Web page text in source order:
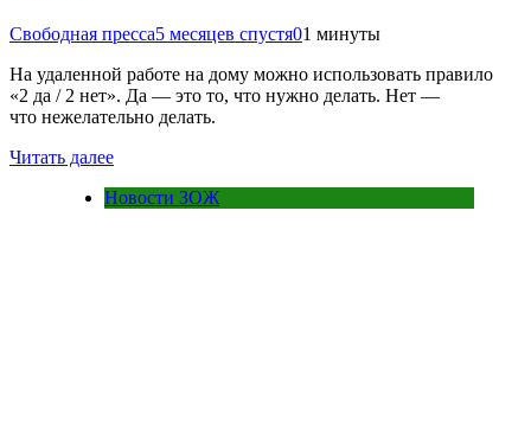
Свободная пресса5 месяцев спустя01 минуты
На удаленной работе на дому можно использовать правило
«2 да / 2 нет». Да — это то, что нужно делать. Нет —
что нежелательно делать.
Читать далее
Новости ЗОЖ